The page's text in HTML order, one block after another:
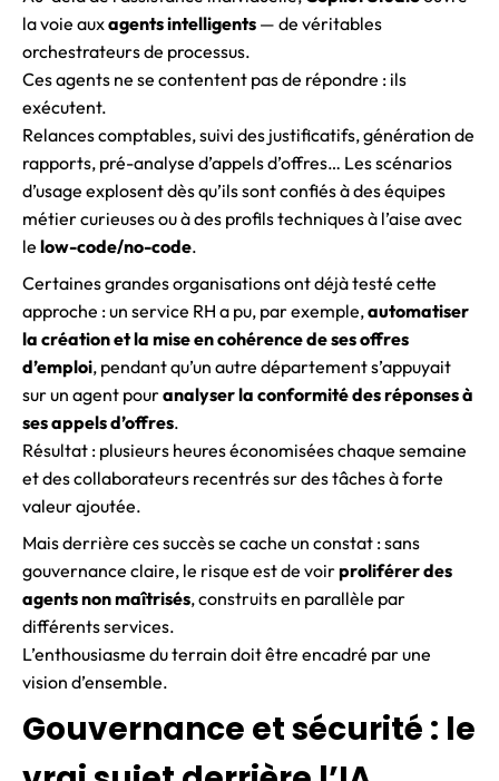
la voie auxagents intelligents — de véritables
orchestrateurs de processus.
Ces agents ne se contentent pas de répondre : ils
exécutent.
Relances comptables, suivi des justificatifs, génération de
rapports, pré-analyse d’appels d’offres… Les scénarios
d’usage explosent dès qu’ils sont confiés à des équipes
métier curieuses ou à des profils techniques à l’aise avec
le low-code/no-code.
Certaines grandes organisations ont déjà testé cette
approche : un service RH a pu, par exemple,automatiser
la création et la mise en cohérence de ses offres
d’emploi, pendant qu’un autre département s’appuyait
sur un agent pouranalyser la conformité des réponses à
ses appels d’offres.
Résultat : plusieurs heures économisées chaque semaine
et des collaborateurs recentrés sur des tâches à forte
valeur ajoutée.
Mais derrière ces succès se cache un constat : sans
gouvernance claire, le risque est de voirproliférer des
agents non maîtrisés, construits en parallèle par
différents services.
L’enthousiasme du terrain doit être encadré par une
vision d’ensemble.
Gouvernance et sécurité : le